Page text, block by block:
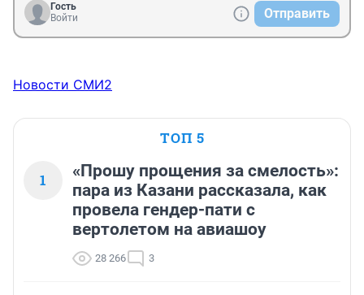
Гость
Войти
Отправить
Новости СМИ2
ТОП 5
1
«Прошу прощения за смелость»:
пара из Казани рассказала, как
провела гендер-пати с
вертолетом на авиашоу
28 266 3